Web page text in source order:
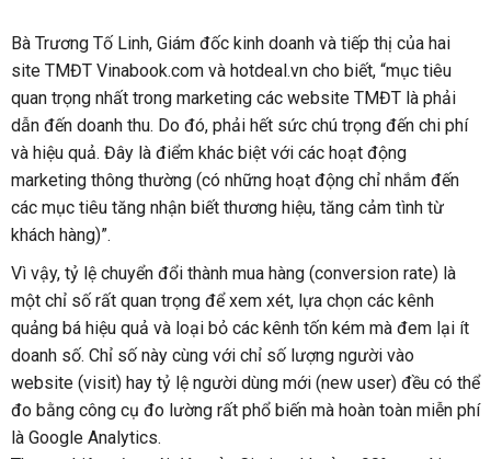
Bà Trương Tố Linh, Giám đốc kinh doanh và tiếp thị của hai
site TMĐT Vinabook.com và hotdeal.vn cho biết, “mục tiêu
quan trọng nhất trong marketing các website TMĐT là phải
dẫn đến doanh thu. Do đó, phải hết sức chú trọng đến chi phí
và hiệu quả. Đây là điểm khác biệt với các hoạt động
marketing thông thường (có những hoạt động chỉ nhắm đến
các mục tiêu tăng nhận biết thương hiệu, tăng cảm tình từ
khách hàng)”.
Vì vậy, tỷ lệ chuyển đổi thành mua hàng (conversion rate) là
một chỉ số rất quan trọng để xem xét, lựa chọn các kênh
quảng bá hiệu quả và loại bỏ các kênh tốn kém mà đem lại ít
doanh số. Chỉ số này cùng với chỉ số lượng người vào
website (visit) hay tỷ lệ người dùng mới (new user) đều có thể
đo bằng công cụ đo lường rất phổ biến mà hoàn toàn miễn phí
là Google Analytics.